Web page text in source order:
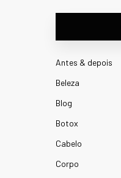
Antes & depois
Beleza
Blog
Botox
Cabelo
Corpo